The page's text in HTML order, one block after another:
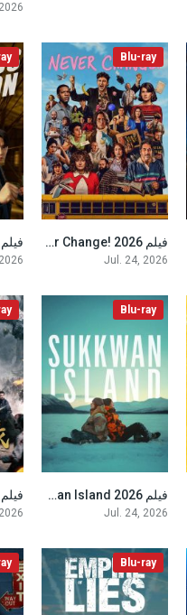
4.5
Blu-ray
فيلم Never Change! 2026 مترجم
Jul. 24, 2026
6.2
Blu-ray
فيلم Sukkwan Island 2026 مترجم
Jul. 24, 2026
Blu-ray